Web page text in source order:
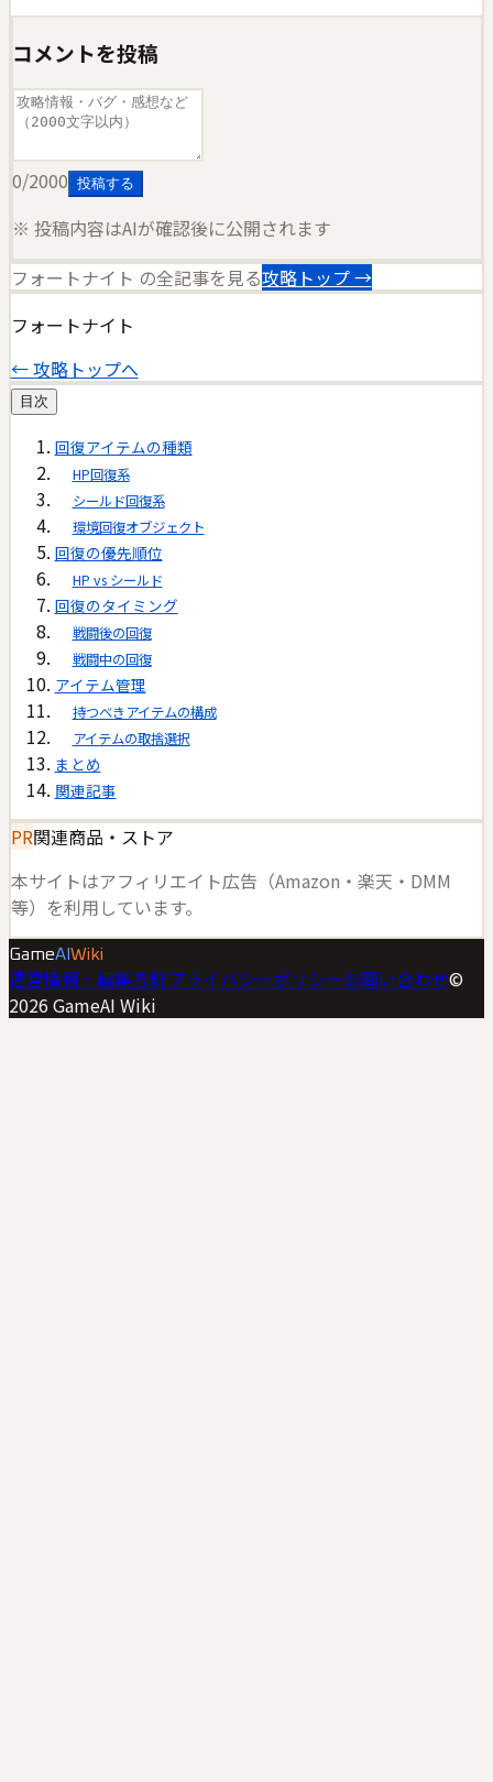
コメントを投稿
0/2000 投稿する
※ 投稿内容はAIが確認後に公開されます
フォートナイト の全記事を見る攻略トップ →
フォートナイト
← 攻略トップへ
目次
回復アイテムの種類
HP回復系
シールド回復系
環境回復オブジェクト
回復の優先順位
HP vs シールド
回復のタイミング
戦闘後の回復
戦闘中の回復
アイテム管理
持つべきアイテムの構成
アイテムの取捨選択
まとめ
関連記事
PR関連商品・ストア
本サイトはアフィリエイト広告（Amazon・楽天・DMM
等）を利用しています。
GameAI Wiki
運営情報・編集方針プライバシーポリシーお問い合わせ©
2026 GameAI Wiki